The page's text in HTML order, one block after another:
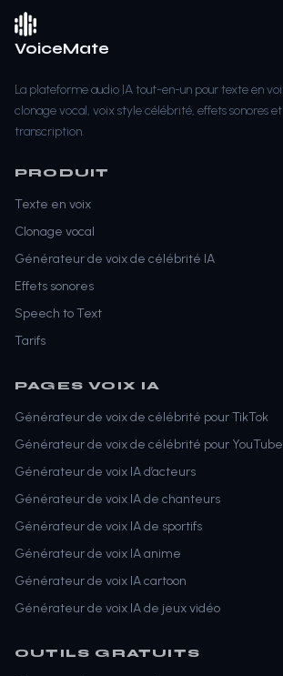
VoiceMate
La plateforme audio IA tout-en-un pour texte en
clonage vocal, voix style célébrité, effets sonores et
transcription.
PRODUIT
Texte en voix
Clonage vocal
Générateur de voix de célébrité IA
Effets sonores
Speech to Text
Tarifs
PAGES VOIX IA
Générateur de voix de célébrité pour TikTok
Générateur de voix de célébrité pour YouTube
Générateur de voix IA d’acteurs
Générateur de voix IA de chanteurs
Générateur de voix IA de sportifs
Générateur de voix IA anime
Générateur de voix IA cartoon
Générateur de voix IA de jeux vidéo
OUTILS GRATUITS